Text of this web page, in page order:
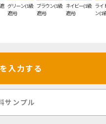
グリーン(1級
遮光)
ブラウン(1級
遮光)
ネイビー(1級
遮光)
ライ
ン(1
入力する
サンプル